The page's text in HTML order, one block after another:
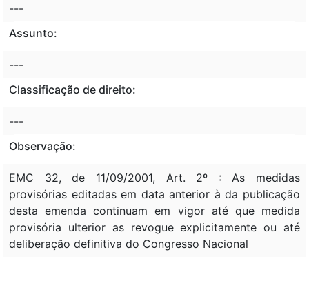
---
Assunto:
---
Classificação de direito:
---
Observação:
EMC 32, de 11/09/2001, Art. 2º : As medidas
provisórias editadas em data anterior à da publicação
desta emenda continuam em vigor até que medida
provisória ulterior as revogue explicitamente ou até
deliberação definitiva do Congresso Nacional